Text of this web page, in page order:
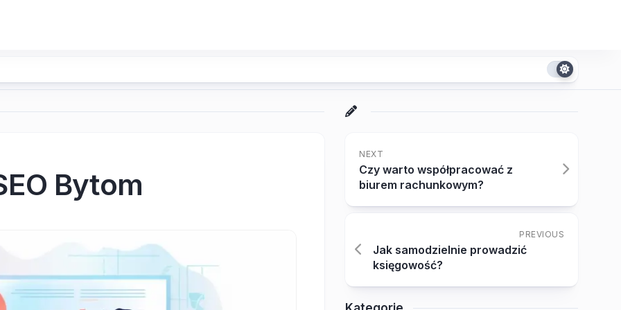
Bytom
NEXT
Czy warto współpracować z
biurem rachunkowym?
PREVIOUS
Jak samodzielnie prowadzić
księgowość?